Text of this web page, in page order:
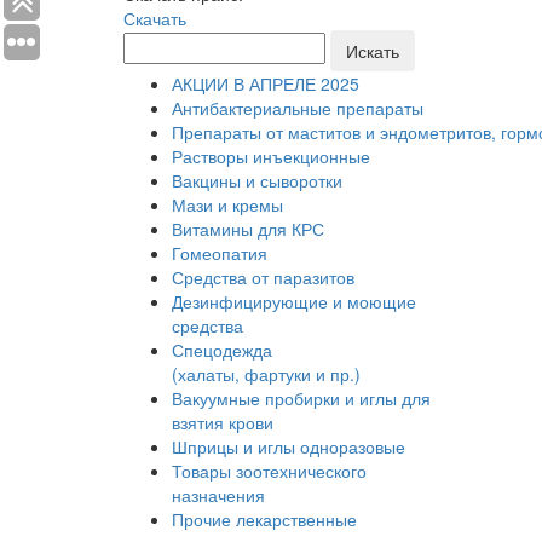
Скачать
Искать
АКЦИИ В АПРЕЛЕ 2025
Антибактериальные препараты
Препараты от маститов и эндометритов,
Растворы инъекционные
Вакцины и сыворотки
Мази и кремы
Витамины для КРС
Гомеопатия
Средства от паразитов
Дезинфицирующие и моющие
средства
Спецодежда
(халаты, фартуки и пр.)
Вакуумные пробирки и иглы для
взятия крови
Шприцы и иглы одноразовые
Товары зоотехнического
назначения
Прочие лекарственные